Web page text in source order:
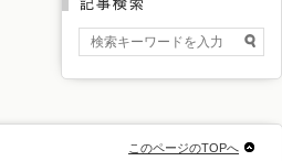
このページのTOPへ